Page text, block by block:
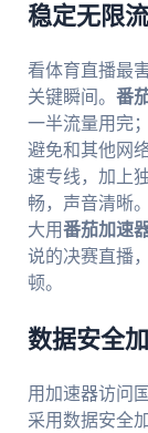
稳定无限
看体育直播最
关键瞬间。 番
一半流量用完
避免和其他网
速专线，加上
畅，声音清晰
大用番茄加速
说的决赛直播
顿。
数据安全
用加速器访问
采用数据安全